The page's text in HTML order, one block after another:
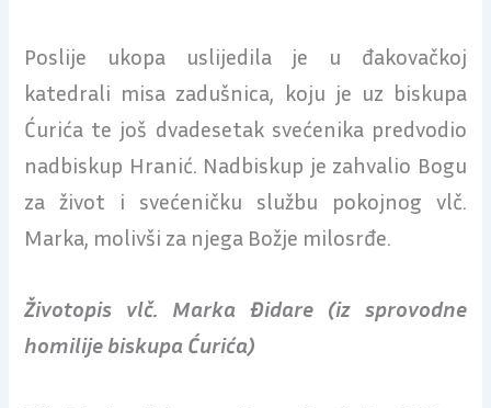
Poslije ukopa uslijedila je u đakovačkoj
katedrali misa zadušnica, koju je uz biskupa
Ćurića te još dvadesetak svećenika predvodio
nadbiskup Hranić. Nadbiskup je zahvalio Bogu
za život i svećeničku službu pokojnog vlč.
Marka, molivši za njega Božje milosrđe.
Životopis vlč. Marka Đidare (iz sprovodne
homilije biskupa Ćurića)